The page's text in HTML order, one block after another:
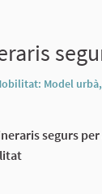
Model
segurs
Mobilitat ciclista